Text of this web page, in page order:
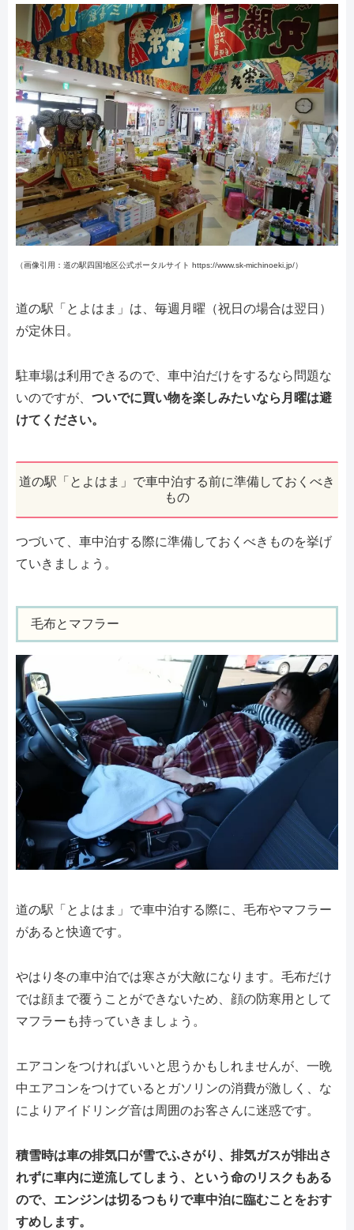
（画像引用：道の駅四国地区公式ポータルサイト https://www.sk-michinoeki.jp/）
道の駅「とよはま」は、毎週月曜（祝日の場合は翌日）
が定休日。
駐車場は利用できるので、車中泊だけをするなら問題な
いのですが、 ついでに買い物を楽しみたいなら月曜は避
けてください。
道の駅「とよはま」で車中泊する前に準備しておくべき
もの
つづいて、車中泊する際に準備しておくべきものを挙げ
ていきましょう。
毛布とマフラー
道の駅「とよはま」で車中泊する際に、毛布やマフラー
があると快適です。
やはり冬の車中泊では寒さが大敵になります。毛布だけ
では顔まで覆うことができないため、顔の防寒用として
マフラーも持っていきましょう。
エアコンをつければいいと思うかもしれませんが、一晩
中エアコンをつけているとガソリンの消費が激しく、な
によりアイドリング音は周囲のお客さんに迷惑です。
積雪時は車の排気口が雪でふさがり、排気ガスが排出さ
れずに車内に逆流してしまう、という命のリスクもある
ので、エンジンは切るつもりで車中泊に臨むことをおす
すめします。